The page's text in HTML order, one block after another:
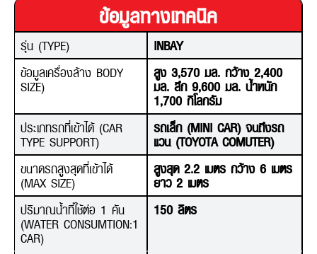
ข้อมูลทางเทคนิค
รุ่น (TYPE)
INBAY
ข้อมูลเครื่องล้าง BODY
SIZE)
สูง 3,570 มล. กว้าง 2,400
มล. ลึก 9,600 มล. น้ำหนัก
1,700 กิโลกรัม
ประเภทรถที่เข้าได้ (CAR
TYPE SUPPORT)
รถเล็ก (MINI CAR) จนถึงรถ
แวน (TOYOTA COMUTER)
ขนาดรถสูงสุดที่เข้าได้
(MAX SIZE)
สูงสุด 2.2 เมตร กว้าง 6 เมตร
ยาว 2 เมตร
ปริมาณน้ำที่ใช้ต่อ 1 คัน
(WATER CONSUMTION:1
CAR)
150 ลิตร